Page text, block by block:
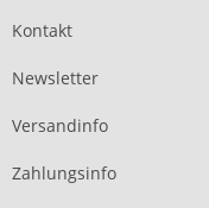
Kontakt
Newsletter
Versandinfo
Zahlungsinfo